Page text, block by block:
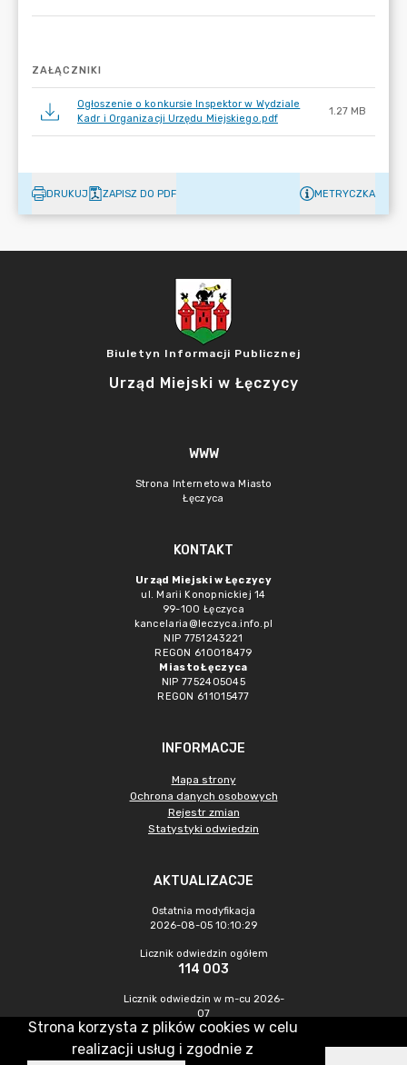
ZAŁĄCZNIKI
Ogłoszenie o konkursie Inspektor w Wydziale
Kadr i Organizacji Urzędu Miejskiego.pdf
1.27 MB
DRUKUJ ZAPISZ DO PDF METRYCZKA
Biuletyn Informacji Publicznej
Urząd Miejski w Łęczycy
WWW
Strona Internetowa Miasto
Łęczyca
KONTAKT
Urząd Miejski w Łęczycy
ul. Marii Konopnickiej 14
99-100 Łęczyca
kancelaria@leczyca.info.pl
NIP 7751243221
REGON 610018479
Miasto Łęczyca
NIP 7752405045
REGON 611015477
INFORMACJE
Mapa strony
Ochrona danych osobowych
Rejestr zmian
Statystyki odwiedzin
AKTUALIZACJE
Ostatnia modyfikacja
2026-08-05 10:10:29
Licznik odwiedzin ogółem
114 003
Licznik odwiedzin w m-cu 2026-
07
522
Strona korzysta z plików cookies w celu
realizacji usług i zgodnie z